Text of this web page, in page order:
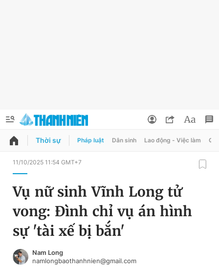
QUẢNG CÁO
Chuyên mục khác
Chào ngày mới
Đổi mật khẩu
Tin đã lưu
Đăng xuất
Thời sự Pháp luật Dân sinh Lao động - Việc làm
11/10/2025 11:54 GMT+7
Vụ nữ sinh Vĩnh Long tử
vong: Đình chỉ vụ án hình
sự 'tài xế bị bắn'
Nam Long
namlongbaothanhnien@gmail.com